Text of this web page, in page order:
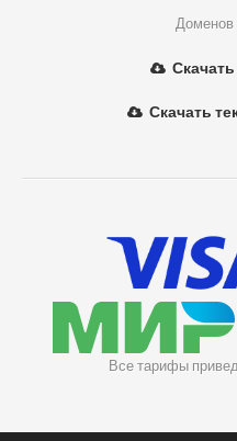
Доменов
Скачать
Все тарифы